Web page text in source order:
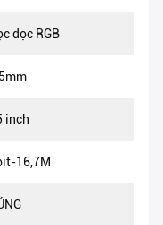
dọc RGB
inch
16,7M